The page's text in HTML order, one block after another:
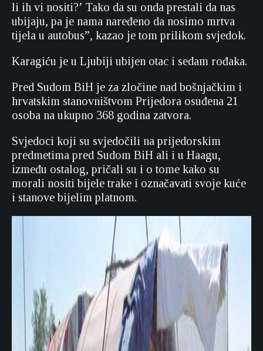
li ih vi nositi?’ Tako da su onda prestali da nas
ubijaju, pa je nama naređeno da nosimo mrtva
tijela u autobus”, kazao je tom prilikom svjedok.
Karagiću je u Ljubiji ubijen otac i sedam rođaka.
Pred Sudom BiH je za zločine nad bošnjačkim i
hrvatskim stanovništvom Prijedora osuđena 21
osoba na ukupno 368 godina zatvora.
Svjedoci koji su svjedočili na prijedorskim
predmetima pred Sudom BiH ali i u Haagu,
između ostalog, pričali su i o tome kako su
morali nositi bijele trake i označavati svoje kuće
i stanove bijelim platnom.